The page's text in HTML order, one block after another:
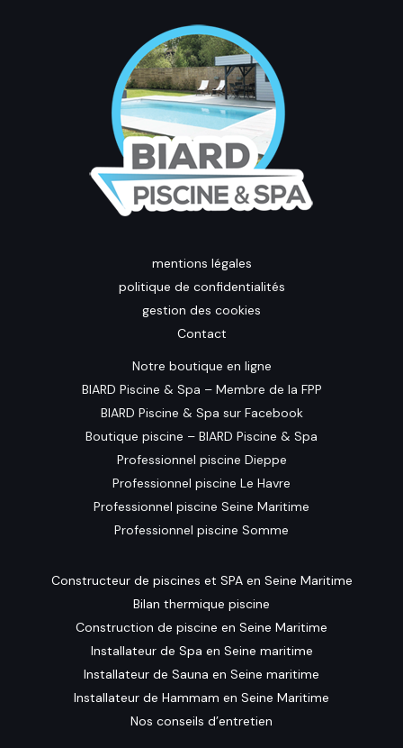
mentions légales
politique de confidentialités
gestion des cookies
Contact
Notre boutique en ligne
BIARD Piscine & Spa – Membre de la FPP
BIARD Piscine & Spa sur Facebook
Boutique piscine – BIARD Piscine & Spa
Professionnel piscine Dieppe
Professionnel piscine Le Havre
Professionnel piscine Seine Maritime
Professionnel piscine Somme
Constructeur de piscines et SPA en Seine Maritime
Bilan thermique piscine
Construction de piscine en Seine Maritime
Installateur de Spa en Seine maritime
Installateur de Sauna en Seine maritime
Installateur de Hammam en Seine Maritime
Nos conseils d’entretien